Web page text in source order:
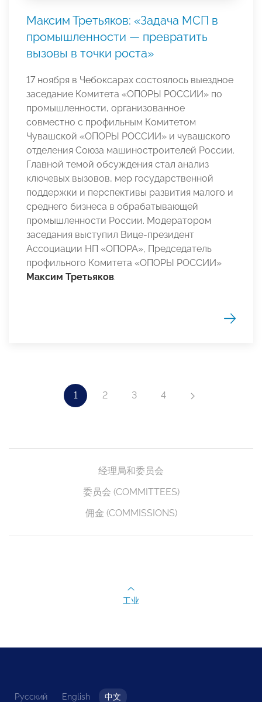
Максим Третьяков: «Задача МСП в
промышленности — превратить
вызовы в точки роста»
17 ноября в Чебоксарах состоялось выездное
заседание Комитета «ОПОРЫ РОССИИ» по
промышленности, организованное
совместно с профильным Комитетом
Чувашской «ОПОРЫ РОССИИ» и чувашского
отделения Союза машиностроителей России.
Главной темой обсуждения стал анализ
ключевых вызовов, мер государственной
поддержки и перспективы развития малого и
среднего бизнеса в обрабатывающей
промышленности России. Модератором
заседания выступил Вице-президент
Ассоциации НП «ОПОРА», Председатель
профильного Комитета «ОПОРЫ РОССИИ»
Максим Третьяков.
1 2 3 4
经理局和委员会
委员会 (COMMITTEES)
佣金 (COMMISSIONS)
工业
Русский English 中文